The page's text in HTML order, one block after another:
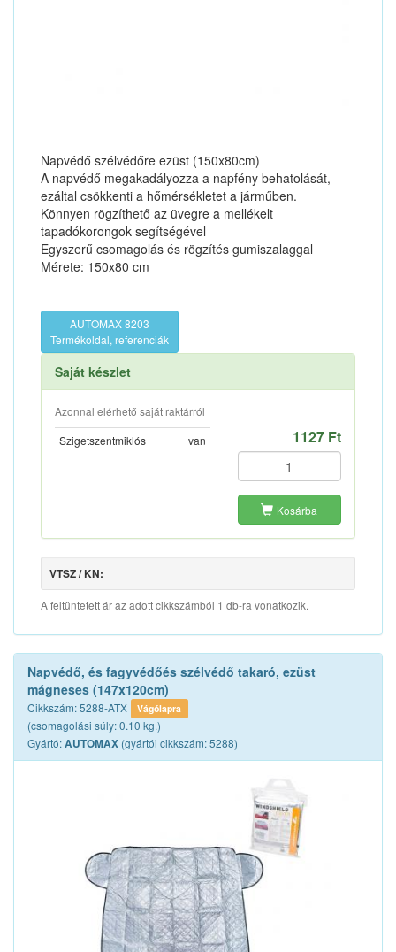
Napvédő szélvédőre ezüst (150x80cm)
A napvédő megakadályozza a napfény behatolását,
ezáltal csökkenti a hőmérsékletet a járműben.
Könnyen rögzíthető az üvegre a mellékelt
tapadókorongok segítségével
Egyszerű csomagolás és rögzítés gumiszalaggal
Mérete: 150x80 cm
AUTOMAX 8203
Termékoldal, referenciák
Saját készlet
Azonnal elérhető saját raktárról
Szigetszentmiklós
van 1127 Ft
Kosárba
VTSZ / KN:
A feltüntetett ár az adott cikkszámból 1 db-ra vonatkozik.
Napvédő, és fagyvédőés szélvédő takaró, ezüst
mágneses (147x120cm)
Cikkszám: 5288-ATX Vágólapra
(csomagolási súly: 0.10 kg.)
Gyártó:AUTOMAX (gyártói cikkszám: 5288)